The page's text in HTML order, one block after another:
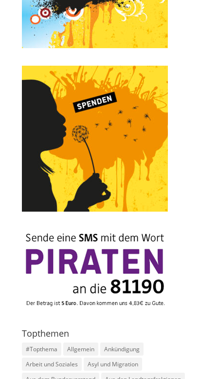
Topthemen
#Topthema Allgemein
Ankündigung
Arbeit und Soziales
Asyl und Migration